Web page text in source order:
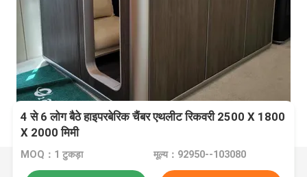
4 से 6 लोग बैठे हाइपरबेरिक चैंबर एथलीट रिकवरी 2500 X 1800
X 2000 मिमी
MOQ：1 टुकड़ा मूल्य：92950--103080